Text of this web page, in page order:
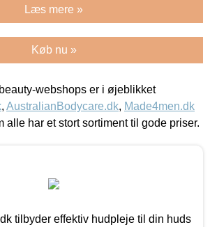
Læs mere »
Køb nu »
webshops er i øjeblikket
, AustralianBodycare.dk, Made4men.dk
alle har et stort sortiment til gode priser.
tilbyder effektiv hudpleje til din huds